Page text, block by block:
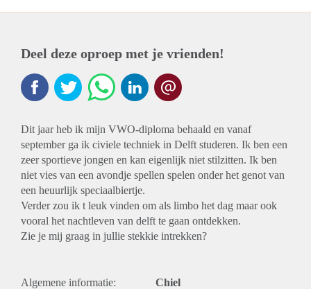
Deel deze oproep met je vrienden!
Dit jaar heb ik mijn VWO-diploma behaald en vanaf
september ga ik civiele techniek in Delft studeren. Ik ben een
zeer sportieve jongen en kan eigenlijk niet stilzitten. Ik ben
niet vies van een avondje spellen spelen onder het genot van
een heuurlijk speciaalbiertje.
Verder zou ik t leuk vinden om als limbo het dag maar ook
vooral het nachtleven van delft te gaan ontdekken.
Zie je mij graag in jullie stekkie intrekken?
Algemene informatie: Chiel